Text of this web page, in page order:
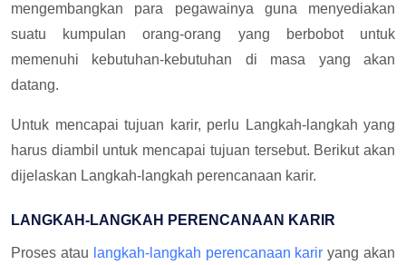
mengembangkan para pegawainya guna menyediakan
suatu kumpulan orang-orang yang berbobot untuk
memenuhi kebutuhan-kebutuhan di masa yang akan
datang.
Untuk mencapai tujuan karir, perlu Langkah-langkah yang
harus diambil untuk mencapai tujuan tersebut. Berikut akan
dijelaskan Langkah-langkah perencanaan karir.
LANGKAH-LANGKAH PERENCANAAN KARIR
Proses atau langkah-langkah perencanaan karir yang akan